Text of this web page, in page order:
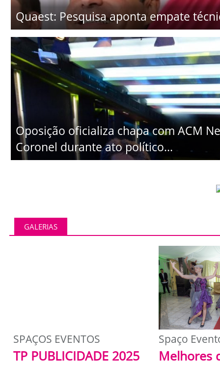
Quaest: Pesquisa aponta empate
Oposição oficializa chapa com ACM
Coronel durante ato político...
GALERIAS
SPAÇOS EVENTOS
TP PUBLICIDADE 2025
Spaço
Melhores